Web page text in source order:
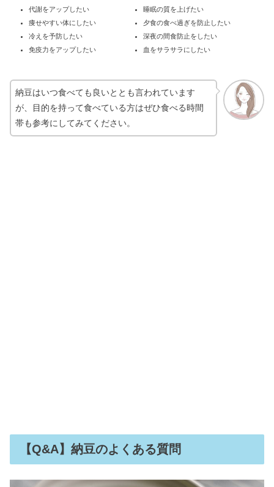
代謝をアップしたい
痩せやすい体にしたい
冷えを予防したい
免疫力をアップしたい
睡眠の質を上げたい
夕食の食べ過ぎを防止したい
深夜の間食防止をしたい
血をサラサラにしたい
納豆はいつ食べても良いととも言われています
が、目的を持って食べている方はぜひ食べる時間
帯も参考にしてみてください。
【Q&A】納豆のよくある質問